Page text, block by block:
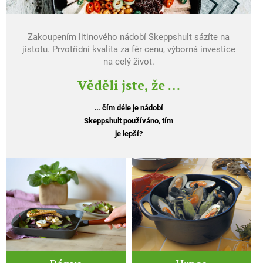
Věděli jste, že …
Zakoupením litinového nádobí Skeppshult sázíte na
jistotu. Prvotřídní kvalita za fér cenu, výborná investice
na celý život.
… čím déle je nádobí
Skeppshult používáno, tím
je lepší?